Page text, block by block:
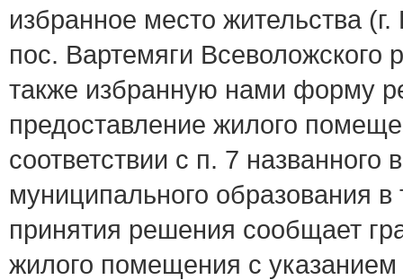
избранное место жительства
пос. Вартемяги Всеволожского
также избранную нами форму
предоставление жилого
соответствии с п. 7
муниципального образования
принятия решения сообщает
жилого помещения с